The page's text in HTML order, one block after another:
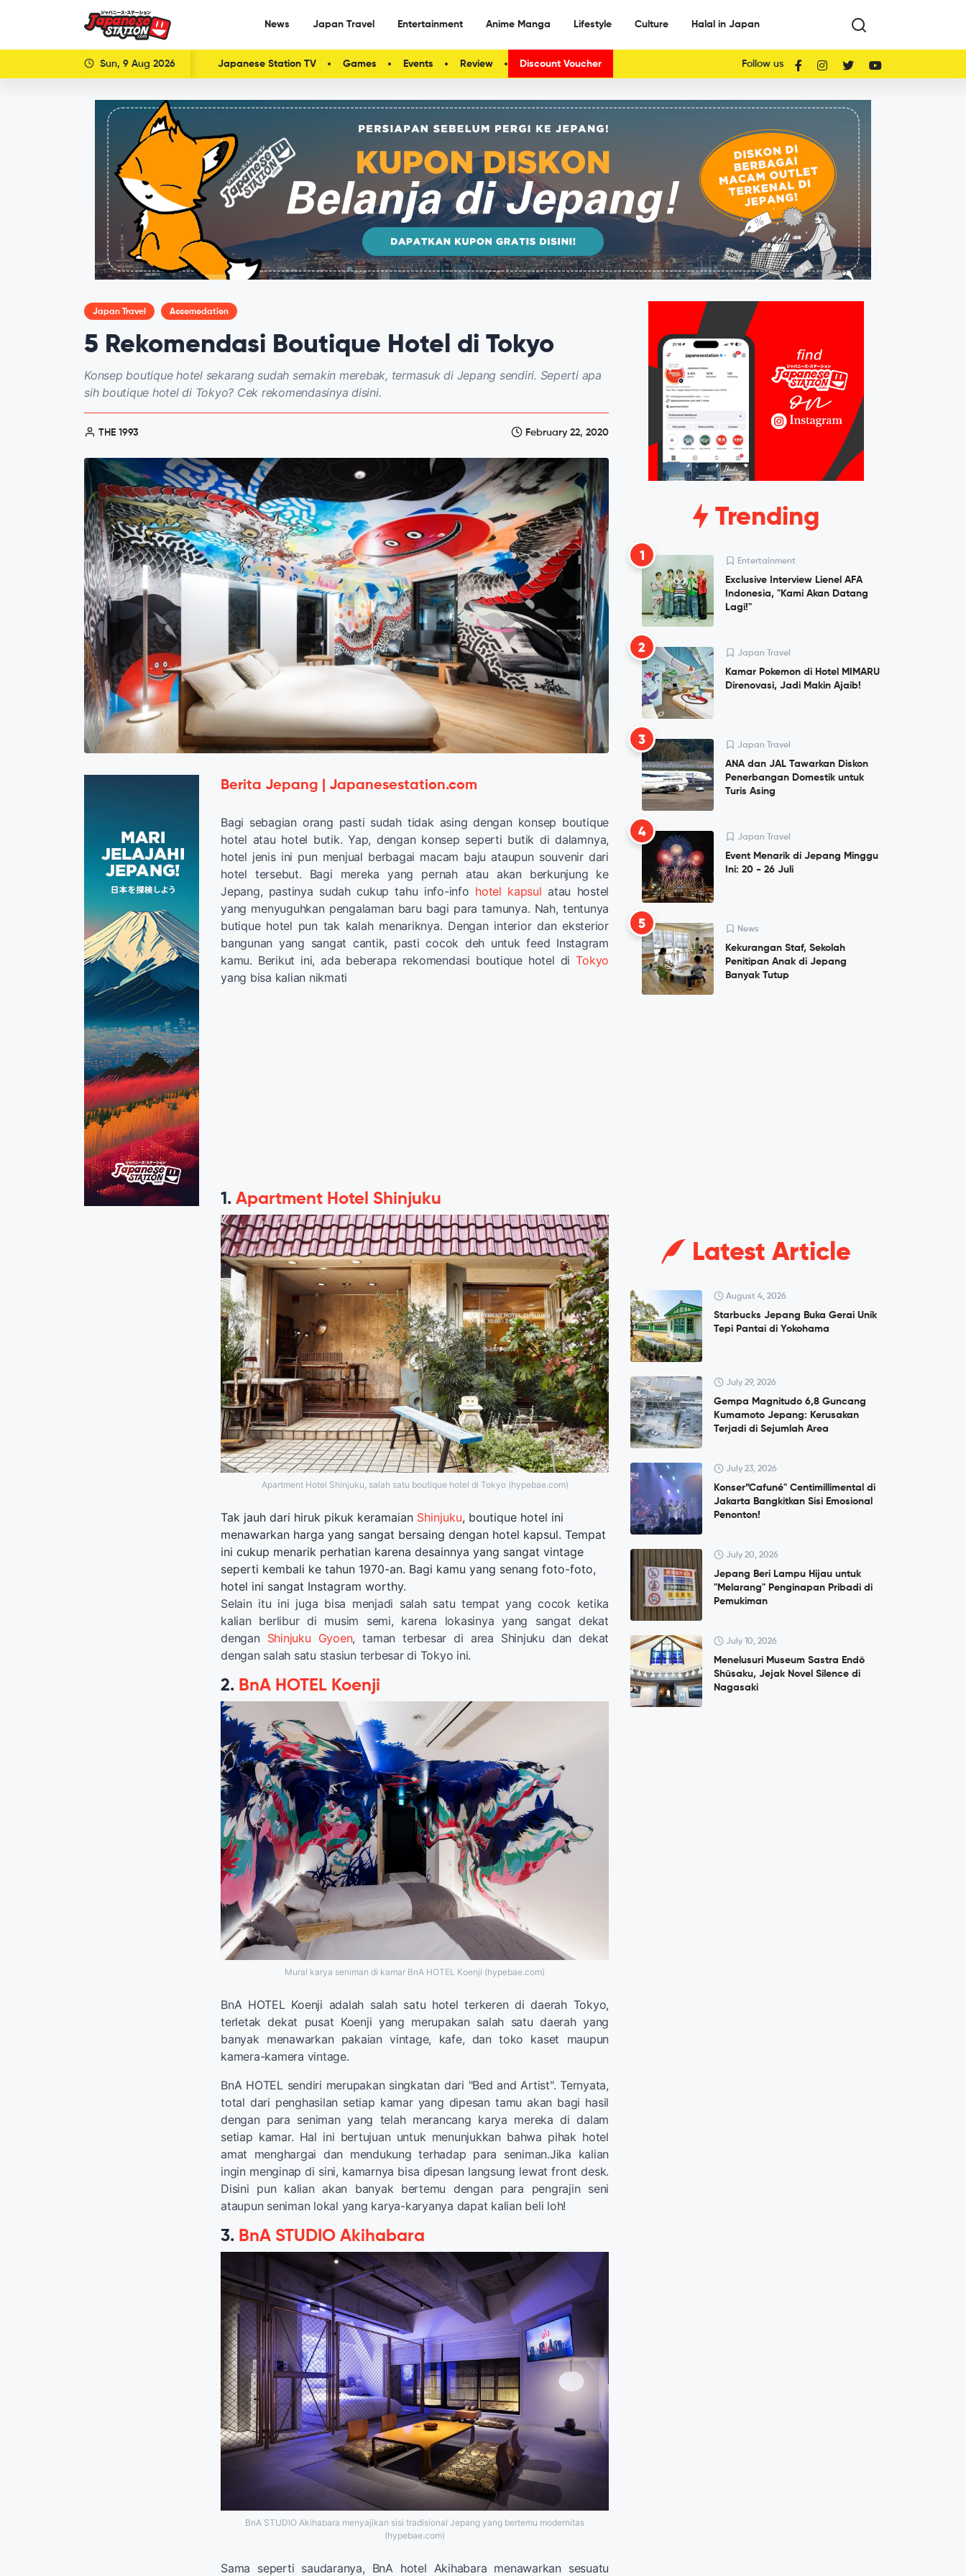
News Japan Travel Entertainment Anime Manga Lifestyle Culture Halal in Japan
Sun, 9 Aug 2026 Japanese Station TV Games Events Review Discount Voucher Follow us
Japan Travel Accomodation
5 Rekomendasi Boutique Hotel di Tokyo
Konsep boutique hotel sekarang sudah semakin merebak, termasuk di Jepang sendiri. Seperti apa
sih boutique hotel di Tokyo? Cek rekomendasinya disini.
THE 1993 February 22, 2020
Berita Jepang | Japanesestation.com
Bagi sebagian orang pasti sudah tidak asing dengan konsep boutique
hotel atau hotel butik. Yap, dengan konsep seperti butik di dalamnya,
hotel jenis ini pun menjual berbagai macam baju ataupun souvenir dari
hotel tersebut. Bagi mereka yang pernah atau akan berkunjung ke
Jepang, pastinya sudah cukup tahu info-info hotel kapsul atau hostel
yang menyuguhkan pengalaman baru bagi para tamunya. Nah, tentunya
butique hotel pun tak kalah menariknya. Dengan interior dan eksterior
bangunan yang sangat cantik, pasti cocok deh untuk feed Instagram
kamu. Berikut ini, ada beberapa rekomendasi boutique hotel diTokyo
yang bisa kalian nikmati
1. Apartment Hotel Shinjuku
Apartment Hotel Shinjuku, salah satu boutique hotel di Tokyo (hypebae.com)
Tak jauh dari hiruk pikuk keramaian Shinjuku, boutique hotel ini
menawarkan harga yang sangat bersaing dengan hotel kapsul. Tempat
ini cukup menarik perhatian karena desainnya yang sangat vintage
seperti kembali ke tahun 1970-an. Bagi kamu yang senang foto-foto,
hotel ini sangat Instagram worthy.
Selain itu ini juga bisa menjadi salah satu tempat yang cocok ketika
kalian berlibur di musim semi, karena lokasinya yang sangat dekat
dengan Shinjuku Gyoen, taman terbesar di area Shinjuku dan dekat
dengan salah satu stasiun terbesar di Tokyo ini.
2. BnA HOTEL Koenji
Mural karya seniman di kamar BnA HOTEL Koenji (hypebae.com)
BnA HOTEL Koenji adalah salah satu hotel terkeren di daerah Tokyo,
terletak dekat pusat Koenji yang merupakan salah satu daerah yang
banyak menawarkan pakaian vintage, kafe, dan toko kaset maupun
kamera-kamera vintage.
BnA HOTEL sendiri merupakan singkatan dari "Bed and Artist". Ternyata,
total dari penghasilan setiap kamar yang dipesan tamu akan bagi hasil
dengan para seniman yang telah merancang karya mereka di dalam
setiap kamar. Hal ini bertujuan untuk menunjukkan bahwa pihak hotel
amat menghargai dan mendukung terhadap para seniman.Jika kalian
ingin menginap di sini, kamarnya bisa dipesan langsung lewat front desk.
Disini pun kalian akan banyak bertemu dengan para pengrajin seni
ataupun seniman lokal yang karya-karyanya dapat kalian beli loh!
3. BnA STUDIO Akihabara
BnA STUDIO Akihabara menyajikan sisi tradisional Jepang yang bertemu modernitas
(hypebae.com)
Sama seperti saudaranya, BnA hotel Akihabara menawarkan sesuatu
Trending
1 Entertainment
Exclusive Interview Lienel AFA
Indonesia, "Kami Akan Datang
Lagi!"
2 Japan Travel
Kamar Pokemon di Hotel MIMARU
Direnovasi, Jadi Makin Ajaib!
3 Japan Travel
ANA dan JAL Tawarkan Diskon
Penerbangan Domestik untuk
Turis Asing
4 Japan Travel
Event Menarik di Jepang Minggu
Ini: 20 - 26 Juli
5 News
Kekurangan Staf, Sekolah
Penitipan Anak di Jepang
Banyak Tutup
Latest Article
August 4, 2026
Starbucks Jepang Buka Gerai Unik
Tepi Pantai di Yokohama
July 29, 2026
Gempa Magnitudo 6,8 Guncang
Kumamoto Jepang: Kerusakan
Terjadi di Sejumlah Area
July 23, 2026
Konser”Cafuné" Centimillimental di
Jakarta Bangkitkan Sisi Emosional
Penonton!
July 20, 2026
Jepang Beri Lampu Hijau untuk
"Melarang" Penginapan Pribadi di
Pemukiman
July 10, 2026
Menelusuri Museum Sastra Endō
Shūsaku, Jejak Novel Silence di
Nagasaki